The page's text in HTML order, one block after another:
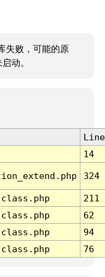
失败，可能的原
动。
Line
14
324
211
62
94
76